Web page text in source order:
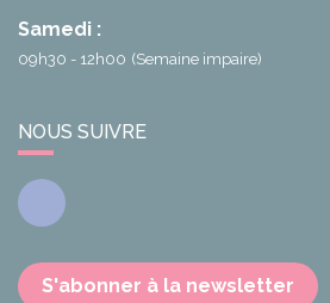
Samedi :
09h30 - 12h00 (Semaine impaire)
NOUS SUIVRE
Facebook
S'abonner à la newsletter